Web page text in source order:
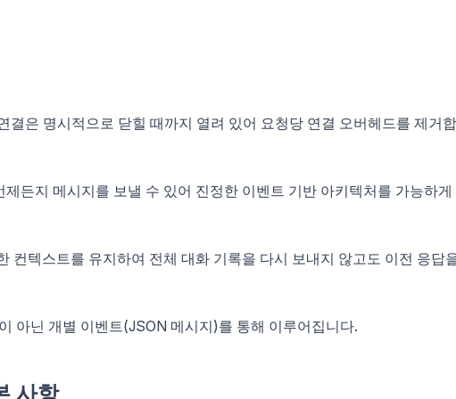
결은 명시적으로 닫힐 때까지 열려 있어 요청당 연결 오버헤드를 제거합
제든지 메시지를 보낼 수 있어 진정한 이벤트 기반 아키텍처를 가능하게
컨텍스트를 유지하여 전체 대화 기록을 다시 보내지 않고도 이전 응답
아닌 개별 이벤트(JSON 메시지)를 통해 이루어집니다.
사항